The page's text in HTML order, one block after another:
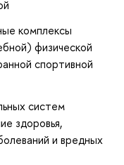
комплексы
физической
спортивной
систем
здоровья,
и вредных